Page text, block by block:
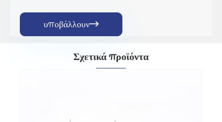
υποβάλλουν
Σχετικά προϊόντα